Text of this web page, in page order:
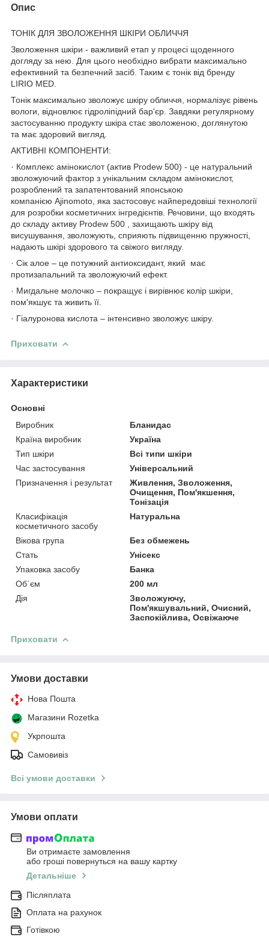
Опис
ТОНІК ДЛЯ ЗВОЛОЖЕННЯ ШКІРИ ОБЛИЧЧЯ
Зволоження шкіри - важливий етап у процесі щоденного
догляду за нею. Для цього необхідно вибрати максимально
ефективний та безпечний засіб. Таким є тонік від бренду
LIRIO MED.
Тонік максимально зволожує шкіру обличчя, нормалізує рівень
вологи, відновлює гідроліпідний бар'єр. Завдяки регулярному
застосуванню продукту шкіра стає зволоженою, доглянутою
та має здоровий вигляд.
АКТИВНІ КОМПОНЕНТИ:
· Комплекс амінокислот (актив Prodew 500) - це натуральний
зволожуючий фактор з унікальним складом амінокислот,
розроблений та запатентований японською
компанією Ajinomoto, яка застосовує найпередовіші технології
для розробки косметичних інгредієнтів. Речовини, що входять
до складу активу Prodew 500 , захищають шкіру від
висушування, зволожують, сприяють підвищенню пружності,
надають шкірі здорового та свіжого вигляду.
· Сік алое – це потужний антиоксидант, який має
протизапальний та зволожуючий ефект.
· Мигдальне молочко – покращує і вирівнює колір шкіри,
пом'якшує та живить її.
· Гіалуронова кислота – інтенсивно зволожує шкіру.
Приховати
Характеристики
Основні
Виробник
Бланидас
Країна виробник
Україна
Тип шкіри
Всі типи шкіри
Час застосування
Універсальний
Призначення і результат
Живлення, Зволоження,
Очищення, Пом'якшення,
Тонізація
Класифікація
косметичного засобу
Натуральна
Вікова група
Без обмежень
Стать
Унісекс
Упаковка засобу
Банка
Об`єм
200 мл
Дія
Зволожуючу,
Пом'якшувальний, Очисний,
Заспокійлива, Освіжаюче
Приховати
Умови доставки
Нова Пошта
Магазини Rozetka
Укрпошта
Самовивіз
Всі умови доставки
Умови оплати
Ви отримаєте замовлення
або гроші повернуться на вашу картку
Детальніше
Післяплата
Оплата на рахунок
Готівкою